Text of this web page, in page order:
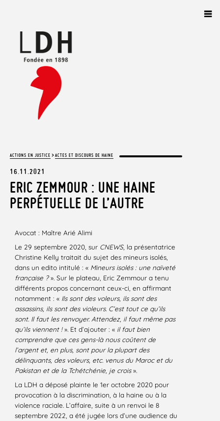
ACTIONS EN JUSTICE >ACTES ET DISCOURS DE HAINE
16.11.2021
ERIC ZEMMOUR : UNE HAINE
PERPÉTUELLE DE L’AUTRE
Avocat : Maître Arié Alimi
Le 29 septembre 2020, sur CNEWS, la présentatrice
Christine Kelly traitait du sujet des mineurs isolés,
dans un edito intitulé : « Mineurs isolés : une naïveté
française ?». Sur le plateau, Eric Zemmour a tenu
différents propos concernant ceux-ci, en affirmant
notamment : « Ils sont des voleurs, ils sont des
assassins, ils sont des violeurs. C’est tout ce qu’ils
sont. Il faut les renvoyer. Attendez, il faut même pas
qu’ils viennent !». Et d’ajouter : « il faut bien
comprendre que ces gens-là nous coûtent de
l’argent et, en plus, sont pour la plupart des
délinquants, des voleurs, etc. venus du Maroc et du
Pakistan et de la Tchétchénie, je crois».
La LDH a déposé plainte le 1er octobre 2020 pour
provocation à la discrimination, à la haine ou à la
violence raciale. L’affaire, suite à un renvoi le 8
septembre 2022, a été jugée lors d’une audience du